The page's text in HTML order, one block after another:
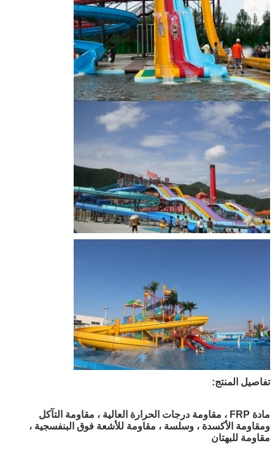
تفاصيل المنتج:
مادة FRP ، مقاومة درجات الحرارة العالية ، مقاومة التآكل
ومقاومة الأكسدة ، وسلسة ، مقاومة للأشعة فوق البنفسجية ،
مقاومة للبهتان